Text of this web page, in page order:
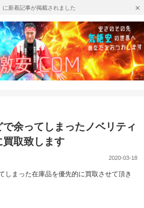
新着記事が掲載されました
余ってしまったノベリティ
買取致します
2020-03-18
しまった在庫品を優先的に買取させて頂き